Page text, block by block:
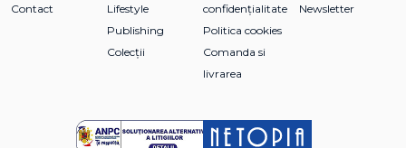
Contact
Lifestyle
Publishing
Colecții
confidențialitate
Politica cookies
Comanda si
livrarea
Newsletter